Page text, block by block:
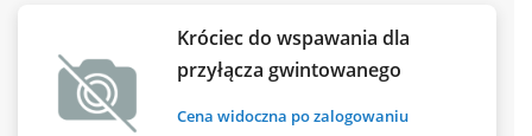
Króciec do wspawania dla
przyłącza gwintowanego
Cena widoczna po zalogowaniu